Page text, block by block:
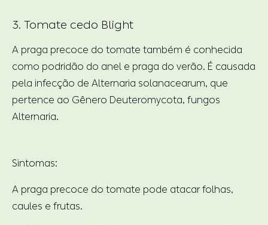
3. Tomate cedo Blight
A praga precoce do tomate também é conhecida
como podridão do anel e praga do verão. É causada
pela infecção de Alternaria solanacearum, que
pertence ao Gênero Deuteromycota, fungos
Alternaria.
Sintomas:
A praga precoce do tomate pode atacar folhas,
caules e frutas.